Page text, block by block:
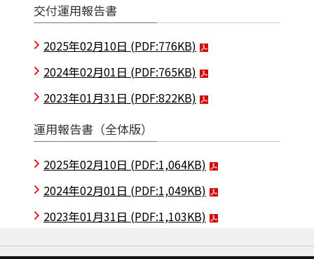
交付運用報告書
2025年02月10日 (PDF:776KB)
2024年02月01日 (PDF:765KB)
2023年01月31日 (PDF:822KB)
運用報告書（全体版）
2025年02月10日 (PDF:1,064KB)
2024年02月01日 (PDF:1,049KB)
2023年01月31日 (PDF:1,103KB)